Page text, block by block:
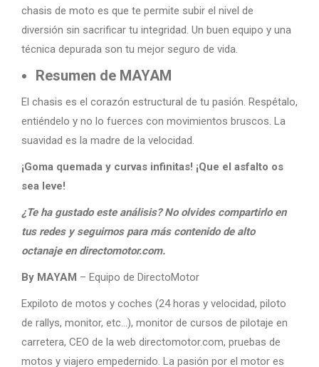
chasis de moto es que te permite subir el nivel de
diversión sin sacrificar tu integridad. Un buen equipo y una
técnica depurada son tu mejor seguro de vida.
Resumen de MAYAM
El chasis es el corazón estructural de tu pasión. Respétalo,
entiéndelo y no lo fuerces con movimientos bruscos. La
suavidad es la madre de la velocidad.
¡Goma quemada y curvas infinitas! ¡Que el asfalto os
sea leve!
¿Te ha gustado este análisis? No olvides compartirlo en
tus redes y seguirnos para más contenido de alto
octanaje en directomotor.com.
By MAYAM – Equipo de DirectoMotor
Expiloto de motos y coches (24 horas y velocidad, piloto
de rallys, monitor, etc…), monitor de cursos de pilotaje en
carretera, CEO de la web directomotor.com, pruebas de
motos y viajero empedernido. La pasión por el motor es